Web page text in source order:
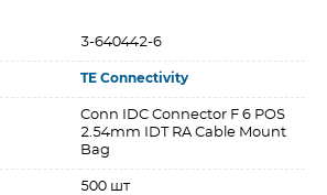
3-640442-6
TE Connectivity
Conn IDC Connector F 6 POS
2.54mm IDT RA Cable Mount
Bag
500 шт